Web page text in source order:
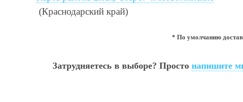
(Краснодарский край)
* По умолчанию
Затрудняетесь в выборе? Просто напишите